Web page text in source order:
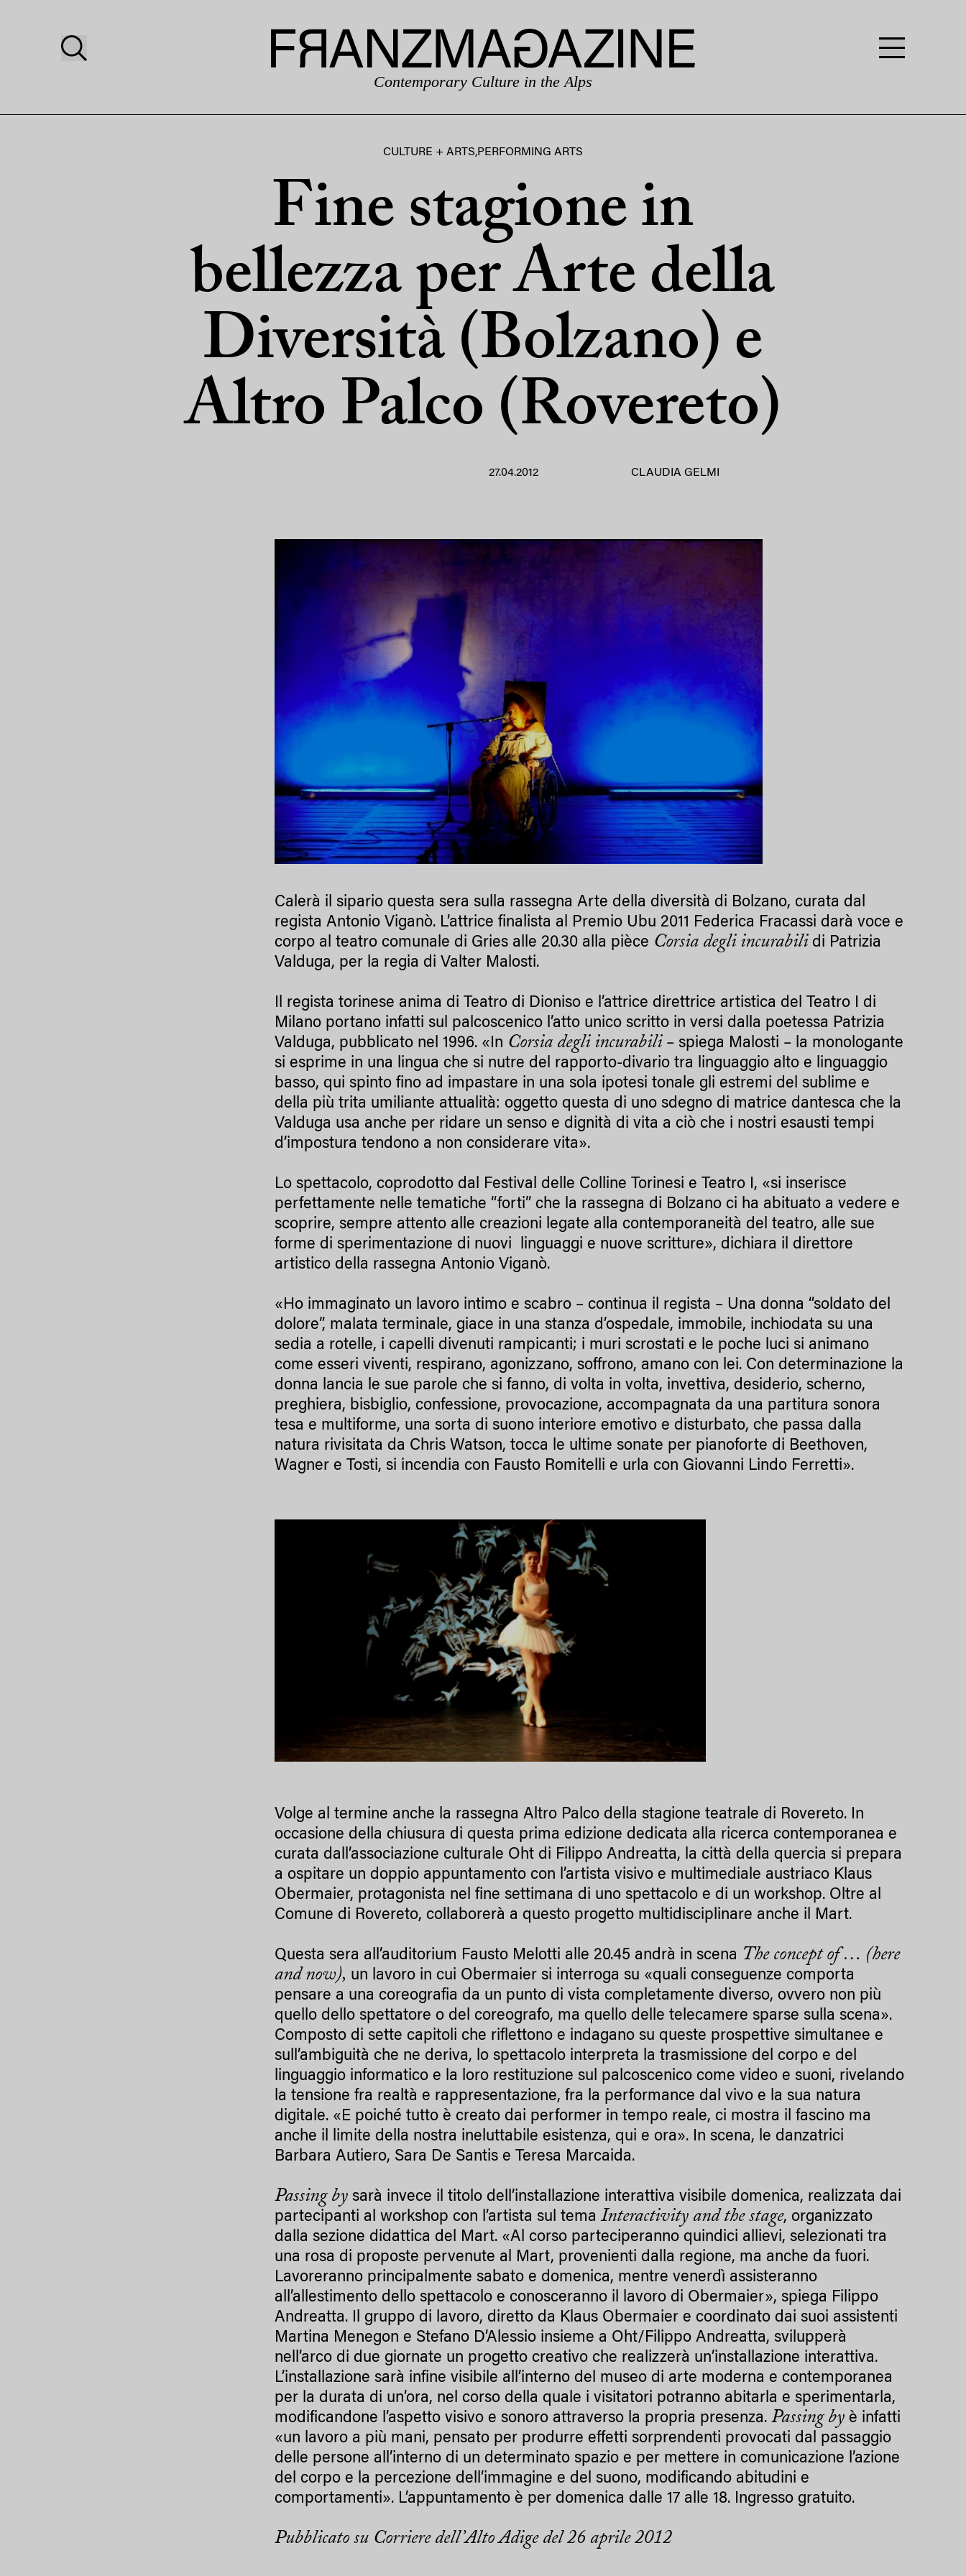
Contemporary Culture in the Alps
CULTURE + ARTS,PERFORMING ARTS
Fine stagione in
bellezza per Arte della
Diversità (Bolzano) e
Altro Palco (Rovereto)
27.04.2012 CLAUDIA GELMI
Calerà il sipario questa sera sulla rassegna Arte della diversità di Bolzano, curata dal
regista Antonio Viganò. L’attrice finalista al Premio Ubu 2011 Federica Fracassi darà voce e
corpo al teatro comunale di Gries alle 20.30 alla pièce Corsia degli incurabili di Patrizia
Valduga, per la regia di Valter Malosti.
Il regista torinese anima di Teatro di Dioniso e l’attrice direttrice artistica del Teatro I di
Milano portano infatti sul palcoscenico l’atto unico scritto in versi dalla poetessa Patrizia
Valduga, pubblicato nel 1996. «In Corsia degli incurabili – spiega Malosti – la monologante
si esprime in una lingua che si nutre del rapporto-divario tra linguaggio alto e linguaggio
basso, qui spinto fino ad impastare in una sola ipotesi tonale gli estremi del sublime e
della più trita umiliante attualità: oggetto questa di uno sdegno di matrice dantesca che la
Valduga usa anche per ridare un senso e dignità di vita a ciò che i nostri esausti tempi
d’impostura tendono a non considerare vita».
Lo spettacolo, coprodotto dal Festival delle Colline Torinesi e Teatro I, «si inserisce
perfettamente nelle tematiche “forti” che la rassegna di Bolzano ci ha abituato a vedere e
scoprire, sempre attento alle creazioni legate alla contemporaneità del teatro, alle sue
forme di sperimentazione di nuovi linguaggi e nuove scritture», dichiara il direttore
artistico della rassegna Antonio Viganò.
«Ho immaginato un lavoro intimo e scabro – continua il regista – Una donna “soldato del
dolore”, malata terminale, giace in una stanza d’ospedale, immobile, inchiodata su una
sedia a rotelle, i capelli divenuti rampicanti; i muri scrostati e le poche luci si animano
come esseri viventi, respirano, agonizzano, soffrono, amano con lei. Con determinazione la
donna lancia le sue parole che si fanno, di volta in volta, invettiva, desiderio, scherno,
preghiera, bisbiglio, confessione, provocazione, accompagnata da una partitura sonora
tesa e multiforme, una sorta di suono interiore emotivo e disturbato, che passa dalla
natura rivisitata da Chris Watson, tocca le ultime sonate per pianoforte di Beethoven,
Wagner e Tosti, si incendia con Fausto Romitelli e urla con Giovanni Lindo Ferretti».
Volge al termine anche la rassegna Altro Palco della stagione teatrale di Rovereto. In
occasione della chiusura di questa prima edizione dedicata alla ricerca contemporanea e
curata dall’associazione culturale Oht di Filippo Andreatta, la città della quercia si prepara
a ospitare un doppio appuntamento con l’artista visivo e multimediale austriaco Klaus
Obermaier, protagonista nel fine settimana di uno spettacolo e di un workshop. Oltre al
Comune di Rovereto, collaborerà a questo progetto multidisciplinare anche il Mart.
Questa sera all’auditorium Fausto Melotti alle 20.45 andrà in scena The concept of … (here
and now), un lavoro in cui Obermaier si interroga su «quali conseguenze comporta
pensare a una coreografia da un punto di vista completamente diverso, ovvero non più
quello dello spettatore o del coreografo, ma quello delle telecamere sparse sulla scena».
Composto di sette capitoli che riflettono e indagano su queste prospettive simultanee e
sull’ambiguità che ne deriva, lo spettacolo interpreta la trasmissione del corpo e del
linguaggio informatico e la loro restituzione sul palcoscenico come video e suoni, rivelando
la tensione fra realtà e rappresentazione, fra la performance dal vivo e la sua natura
digitale. «E poiché tutto è creato dai performer in tempo reale, ci mostra il fascino ma
anche il limite della nostra ineluttabile esistenza, qui e ora». In scena, le danzatrici
Barbara Autiero, Sara De Santis e Teresa Marcaida.
Passing by sarà invece il titolo dell’installazione interattiva visibile domenica, realizzata dai
partecipanti al workshop con l’artista sul temaInteractivity and the stage, organizzato
dalla sezione didattica del Mart. «Al corso parteciperanno quindici allievi, selezionati tra
una rosa di proposte pervenute al Mart, provenienti dalla regione, ma anche da fuori.
Lavoreranno principalmente sabato e domenica, mentre venerdì assisteranno
all’allestimento dello spettacolo e conosceranno il lavoro di Obermaier», spiega Filippo
Andreatta. Il gruppo di lavoro, diretto da Klaus Obermaier e coordinato dai suoi assistenti
Martina Menegon e Stefano D’Alessio insieme a Oht/Filippo Andreatta, svilupperà
nell’arco di due giornate un progetto creativo che realizzerà un’installazione interattiva.
L’installazione sarà infine visibile all’interno del museo di arte moderna e contemporanea
per la durata di un’ora, nel corso della quale i visitatori potranno abitarla e sperimentarla,
modificandone l’aspetto visivo e sonoro attraverso la propria presenza.Passing by è infatti
«un lavoro a più mani, pensato per produrre effetti sorprendenti provocati dal passaggio
delle persone all’interno di un determinato spazio e per mettere in comunicazione l’azione
del corpo e la percezione dell’immagine e del suono, modificando abitudini e
comportamenti». L’appuntamento è per domenica dalle 17 alle 18. Ingresso gratuito.
Pubblicato su Corriere dell’Alto Adige del 26 aprile 2012